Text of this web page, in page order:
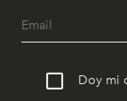
Doy mi